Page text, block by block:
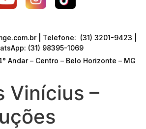
| Telefone: (31) 3201-9423 |
(31) 98395-1069
Andar – Centro – Belo Horizonte – MG
Vinícius –